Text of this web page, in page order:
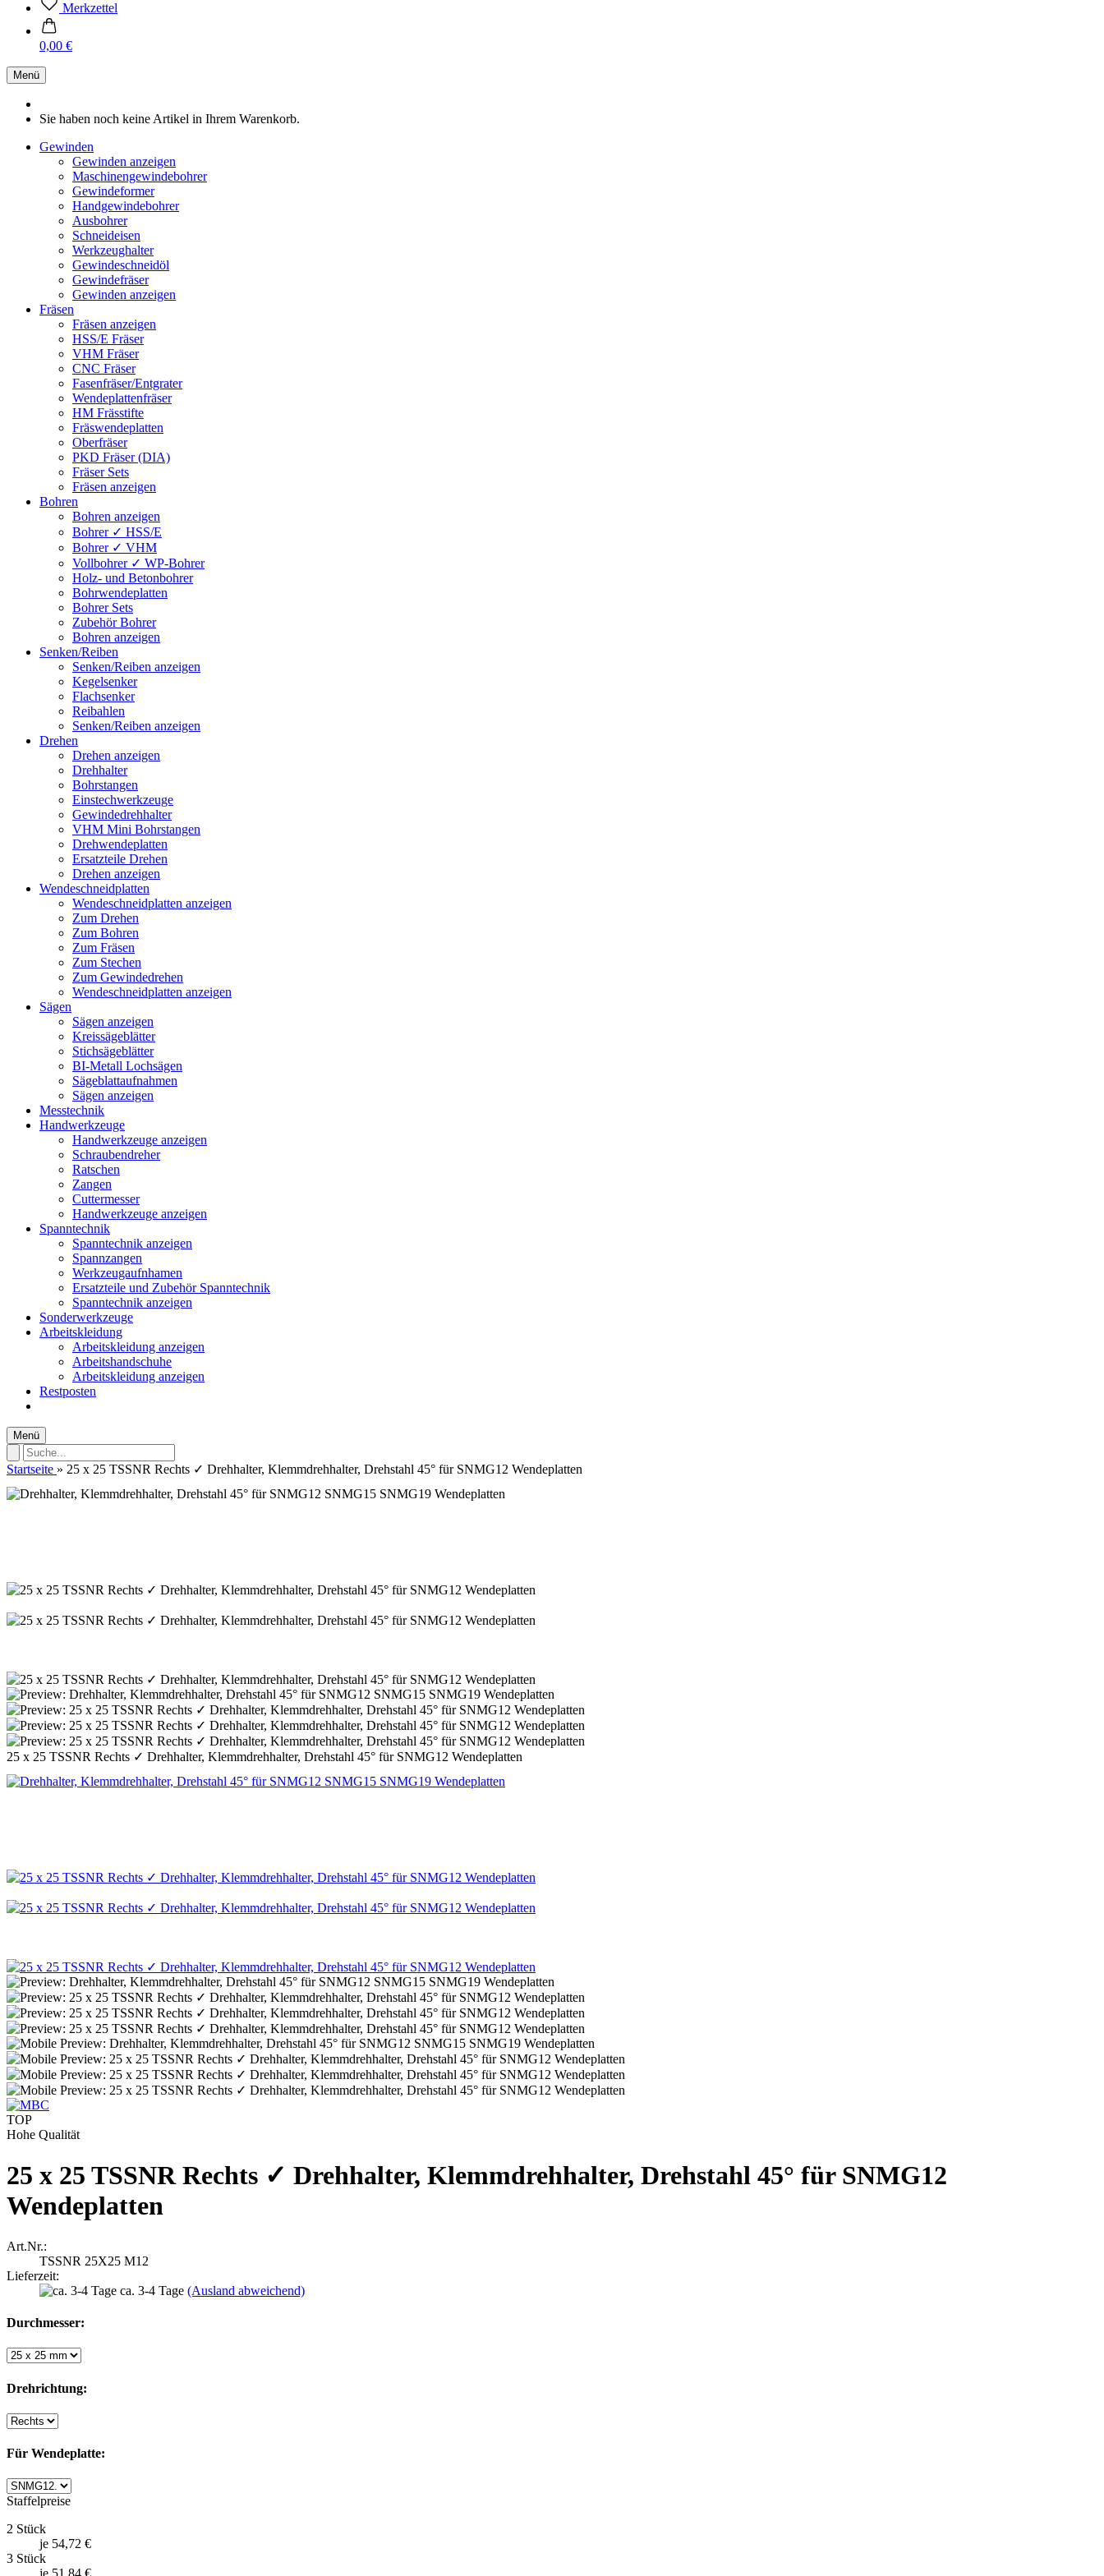
Merkzettel
0,00 €
Menü
Sie haben noch keine Artikel in Ihrem Warenkorb.
Gewinden
Gewinden anzeigen
Maschinengewindebohrer
Gewindeformer
Handgewindebohrer
Ausbohrer
Schneideisen
Werkzeughalter
Gewindeschneidöl
Gewindefräser
Gewinden anzeigen
Fräsen
Fräsen anzeigen
HSS/E Fräser
VHM Fräser
CNC Fräser
Fasenfräser/Entgrater
Wendeplattenfräser
HM Frässtifte
Fräswendeplatten
Oberfräser
PKD Fräser (DIA)
Fräser Sets
Fräsen anzeigen
Bohren
Bohren anzeigen
Bohrer ✓ HSS/E
Bohrer ✓ VHM
Vollbohrer ✓ WP-Bohrer
Holz- und Betonbohrer
Bohrwendeplatten
Bohrer Sets
Zubehör Bohrer
Bohren anzeigen
Senken/Reiben
Senken/Reiben anzeigen
Kegelsenker
Flachsenker
Reibahlen
Senken/Reiben anzeigen
Drehen
Drehen anzeigen
Drehhalter
Bohrstangen
Einstechwerkzeuge
Gewindedrehhalter
VHM Mini Bohrstangen
Drehwendeplatten
Ersatzteile Drehen
Drehen anzeigen
Wendeschneidplatten
Wendeschneidplatten anzeigen
Zum Drehen
Zum Bohren
Zum Fräsen
Zum Stechen
Zum Gewindedrehen
Wendeschneidplatten anzeigen
Sägen
Sägen anzeigen
Kreissägeblätter
Stichsägeblätter
BI-Metall Lochsägen
Sägeblattaufnahmen
Sägen anzeigen
Messtechnik
Handwerkzeuge
Handwerkzeuge anzeigen
Schraubendreher
Ratschen
Zangen
Cuttermesser
Handwerkzeuge anzeigen
Spanntechnik
Spanntechnik anzeigen
Spannzangen
Werkzeugaufnhamen
Ersatzteile und Zubehör Spanntechnik
Spanntechnik anzeigen
Sonderwerkzeuge
Arbeitskleidung
Arbeitskleidung anzeigen
Arbeitshandschuhe
Arbeitskleidung anzeigen
Restposten
Menü
Startseite » 25 x 25 TSSNR Rechts ✓ Drehhalter, Klemmdrehhalter, Drehstahl 45° für SNMG12 Wendeplatten
25 x 25 TSSNR Rechts ✓ Drehhalter, Klemmdrehhalter, Drehstahl 45° für SNMG12 Wendeplatten
TOP
Hohe Qualität
25 x 25 TSSNR Rechts ✓ Drehhalter, Klemmdrehhalter, Drehstahl 45° für SNMG12
Wendeplatten
Art.Nr.:
TSSNR 25X25 M12
Lieferzeit:
ca. 3-4 Tage (Ausland abweichend)
Durchmesser:
Drehrichtung:
Für Wendeplatte:
Staffelpreise
2 Stück
je 54,72 €
3 Stück